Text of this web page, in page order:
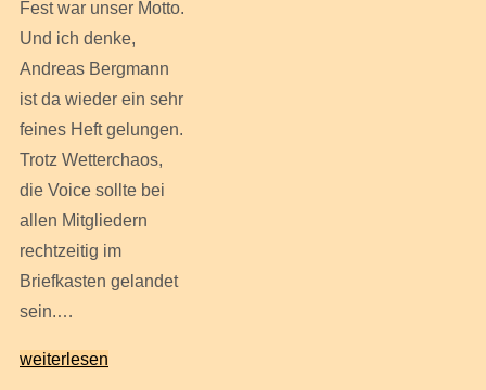
Fest war unser Motto.
Und ich denke,
Andreas Bergmann
ist da wieder ein sehr
feines Heft gelungen.
Trotz Wetterchaos,
die Voice sollte bei
allen Mitgliedern
rechtzeitig im
Briefkasten gelandet
sein.…
weiterlesen